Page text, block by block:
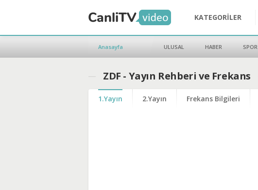
KATEGORİLER
Anasayfa ULUSAL HABER SPOR
ZDF - Yayın Rehberi ve Frekans
1.Yayın 2.Yayın Frekans Bilgileri